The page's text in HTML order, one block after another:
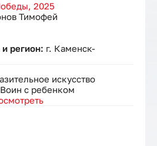
2025
Тимофей
регион: г. Каменск-
искусство
Воин с ребенком